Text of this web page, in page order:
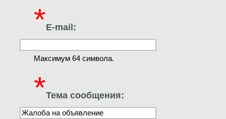
*E-mail:
Максимум 64 символа.
*Тема сообщения: